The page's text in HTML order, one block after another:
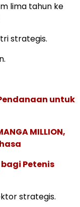
lima tahun ke
strategis.
untuk
MILLION,
bagi Petenis
strategis.